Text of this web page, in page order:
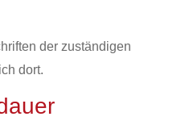
der zuständigen
dort.